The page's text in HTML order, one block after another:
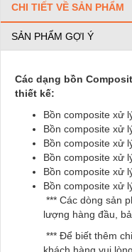
CHI TIẾT VỀ SẢN PHẨM
SẢN PHẨM GỢI Ý
Các dạng bồn
thiết kế:
Bồn composite xử
Bồn composite xử
Bồn composite xử
Bồn composite xử
Bồn composite xử
Bồn composite xử
*** Các dòng sản
lượng hàng đầu,
*** Để biết thêm
khách hàng vui